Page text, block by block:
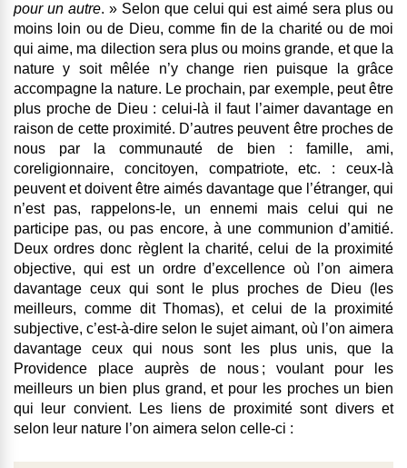
pour un autre. » Selon que celui qui est aimé sera plus ou
moins loin ou de Dieu, comme fin de la charité ou de moi
qui aime, ma dilection sera plus ou moins grande, et que la
nature y soit mêlée n’y change rien puisque la grâce
accompagne la nature. Le prochain, par exemple, peut être
plus proche de Dieu : celui-là il faut l’aimer davantage en
raison de cette proximité. D’autres peuvent être proches de
nous par la communauté de bien : famille, ami,
coreligionnaire, concitoyen, compatriote, etc. : ceux-là
peuvent et doivent être aimés davantage que l’étranger, qui
n’est pas, rappelons-le, un ennemi mais celui qui ne
participe pas, ou pas encore, à une communion d’amitié.
Deux ordres donc règlent la charité, celui de la proximité
objective, qui est un ordre d’excellence où l’on aimera
davantage ceux qui sont le plus proches de Dieu (les
meilleurs, comme dit Thomas), et celui de la proximité
subjective, c’est-à-dire selon le sujet aimant, où l’on aimera
davantage ceux qui nous sont les plus unis, que la
Providence place auprès de nous ; voulant pour les
meilleurs un bien plus grand, et pour les proches un bien
qui leur convient. Les liens de proximité sont divers et
selon leur nature l’on aimera selon celle-ci :